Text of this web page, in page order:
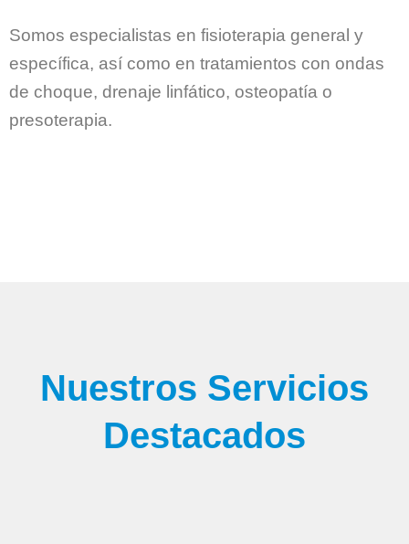
Somos especialistas en fisioterapia general y
específica, así como en tratamientos con ondas
de choque, drenaje linfático, osteopatía o
presoterapia.
Nuestros Servicios
Destacados